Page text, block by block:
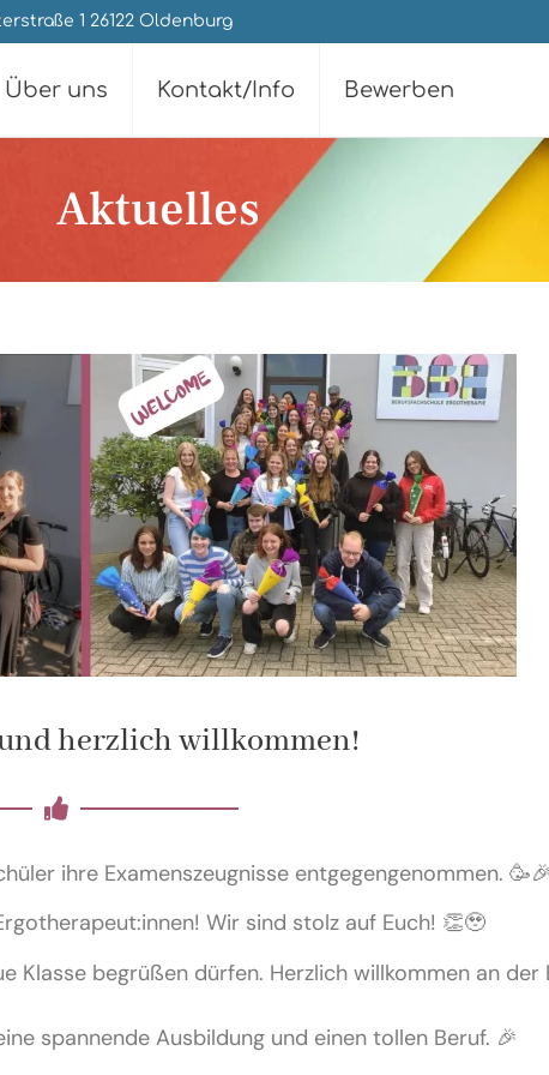
1 26122 Oldenburg
Über uns Kontakt/Info Bewerben
Aktuelles
herzlich willkommen!
ihre Examenszeugnisse entgegengenommen. 🥳🎉
Wir sind stolz auf Euch! 👏🥹
Klasse begrüßen dürfen. Herzlich willkommen an der
spannende Ausbildung und einen tollen Beruf. 🎉